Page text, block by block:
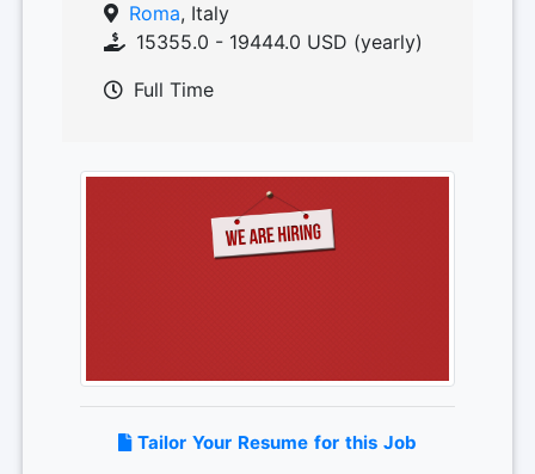
Roma, Italy
15355.0 - 19444.0 USD (yearly)
Full Time
Tailor Your Resume for this Job